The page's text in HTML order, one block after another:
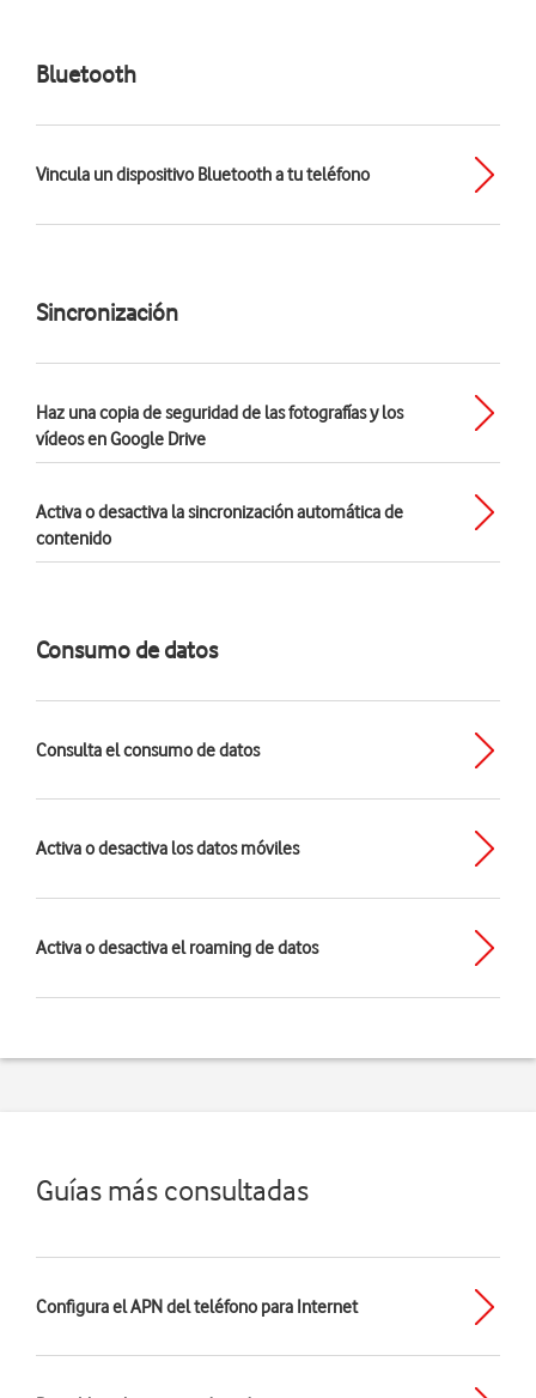
Bluetooth
Vincula un dispositivo Bluetooth a tu teléfono
Sincronización
Haz una copia de seguridad de las fotografías y los
vídeos en Google Drive
Activa o desactiva la sincronización automática de
contenido
Consumo de datos
Consulta el consumo de datos
Activa o desactiva los datos móviles
Activa o desactiva el roaming de datos
Guías más consultadas
Configura el APN del teléfono para Internet